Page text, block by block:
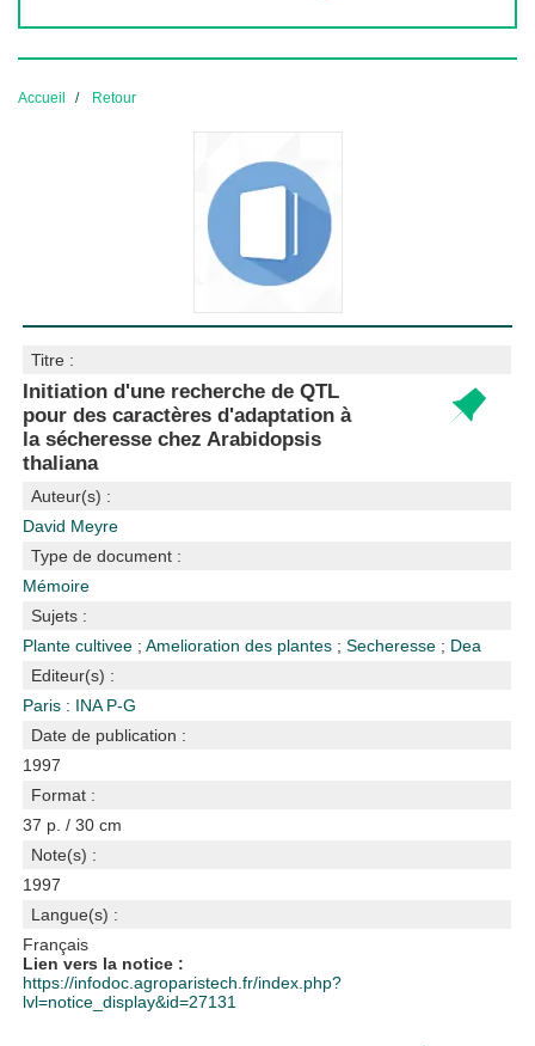
Accueil Retour
Titre :
Initiation d'une recherche de QTL
pour des caractères d'adaptation à
la sécheresse chez Arabidopsis
thaliana
Auteur(s) :
David Meyre
Type de document :
Mémoire
Sujets :
Plante cultivee ;Amelioration des plantes ;Secheresse ; Dea
Editeur(s) :
Paris : INA P-G
Date de publication :
1997
Format :
37 p. / 30 cm
Note(s) :
1997
Langue(s) :
Français
Lien vers la notice :
https://infodoc.agroparistech.fr/index.php?
lvl=notice_display&id=27131